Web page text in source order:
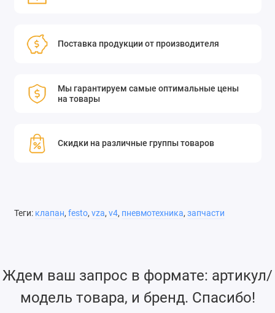
Поставка продукции от производителя
Мы гарантируем самые оптимальные цены
на товары
Скидки на различные группы товаров
Теги: клапан, festo, vza, v4, пневмотехника, запчасти
Ждем ваш запрос в формате: артикул/
модель товара, и бренд. Спасибо!